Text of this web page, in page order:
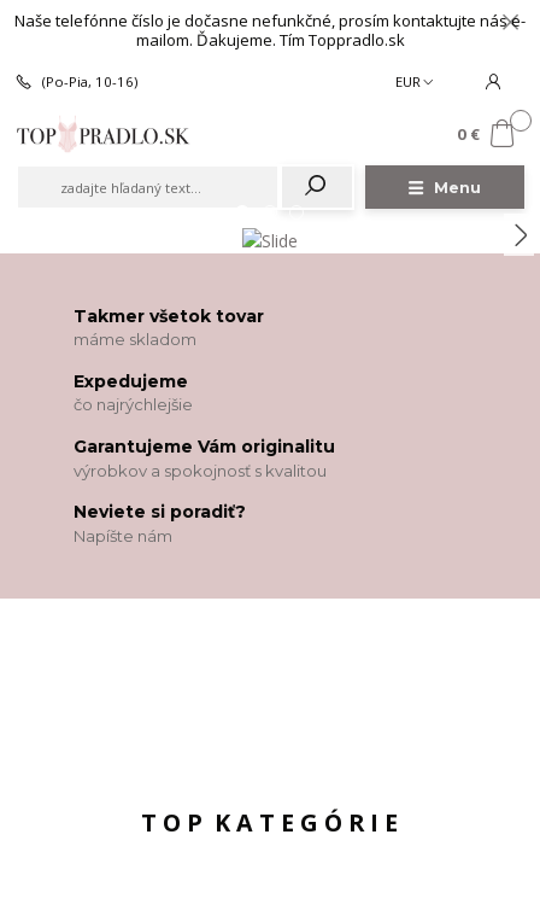
Naše telefónne číslo je dočasne nefunkčné, prosím kontaktujte nás e-
mailom. Ďakujeme. Tím Toppradlo.sk
Menu
EUR
(Po-Pia, 10-16)
0 €
Takmer všetok tovar
máme skladom
Expedujeme
čo najrýchlejšie
Garantujeme Vám originalitu
výrobkov a spokojnosť s kvalitou
Neviete si poradiť?
Napíšte nám
T O P K A T E G Ó R I E